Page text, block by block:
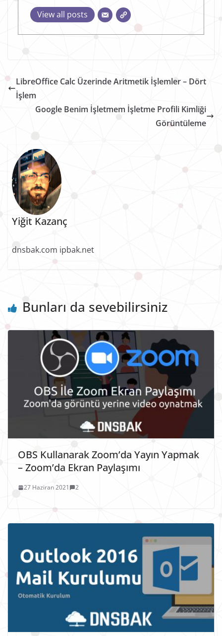
View all posts
LibreOffice Calc Üzerinde Aritmetik İşlemler – Dört
İşlem
Google Benim İşletmem İşletme Profili Kimliği
Görüntüleme
Yiğit Kazanç
dnsbak.com ipbak.net
Bunları da sevebilirsiniz
OBS Kullanarak Zoom’da Yayın Yapmak
– Zoom’da Ekran Paylaşımı
27 Haziran 2021 2